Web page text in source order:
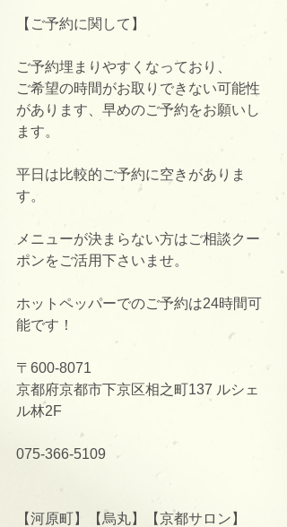
【ご予約に関して】
ご予約埋まりやすくなっており、
ご希望の時間がお取りできない可能性
があります、早めのご予約をお願いし
ます。
平日は比較的ご予約に空きがありま
す。
メニューが決まらない方はご相談クー
ポンをご活用下さいませ。
ホットペッパーでのご予約は24時間可
能です！
〒600-8071
京都府京都市下京区相之町137 ルシェ
ル林2F
075-366-5109
【河原町】【烏丸】【京都サロン】